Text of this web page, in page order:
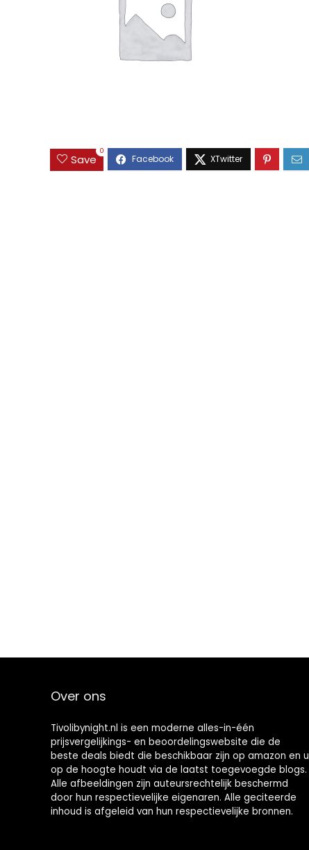
Save
0
Over ons
Tivolibynight.nl is een moderne alles-in-één
prijsvergelijkings- en beoordelingswebsite die de
beste deals biedt die beschikbaar zijn op amazon en u
op de hoogte houdt via de laatst toegevoegde blogs.
Alle afbeeldingen zijn auteursrechtelijk beschermd
door hun respectievelijke eigenaren. Alle geciteerde
inhoud is afgeleid van hun respectievelijke bronnen.